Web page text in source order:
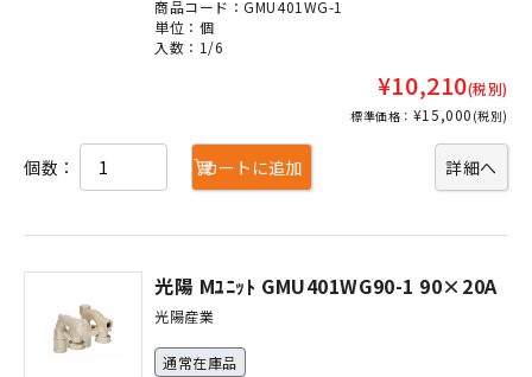
商品コード：GMU401WG-1
単位：個
入数：1/6
¥10,210(税別)
標準価格： ¥15,000 (税別)
詳細へ
個数： カートに追加
光陽 Mﾕﾆｯﾄ GMU401WG90-1 90×20A
光陽産業
通常在庫品